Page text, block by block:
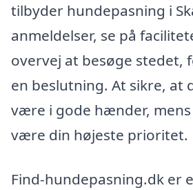
tilbyder hundepasning i
anmeldelser, se på
overvej at besøge
en beslutning. At sikre, at
være i gode hænder,
være din højeste prioritet.
Find-hundepasning.dk er